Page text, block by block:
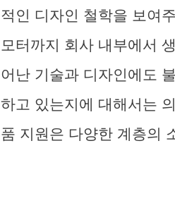
적인 디자인 철학을 보여
모터까지 회사 내부에서
어난 기술과 디자인에도
하고 있는지에 대해서는
품 지원은 다양한 계층의